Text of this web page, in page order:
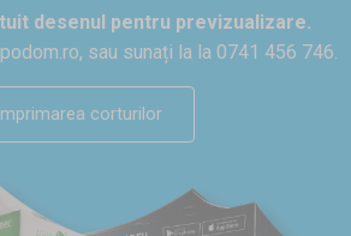
desenul pentru previzualizare.
, sau sunați la la 0741 456 746.
corturilor